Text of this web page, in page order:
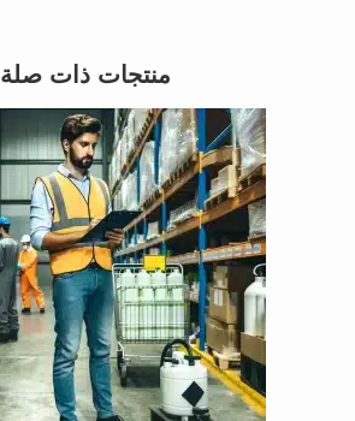
منتجات ذات صلة